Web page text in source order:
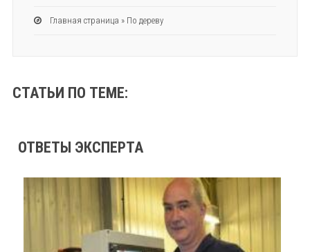
Главная страница » По дереву
СТАТЬИ ПО ТЕМЕ:
ОТВЕТЫ ЭКСПЕРТА